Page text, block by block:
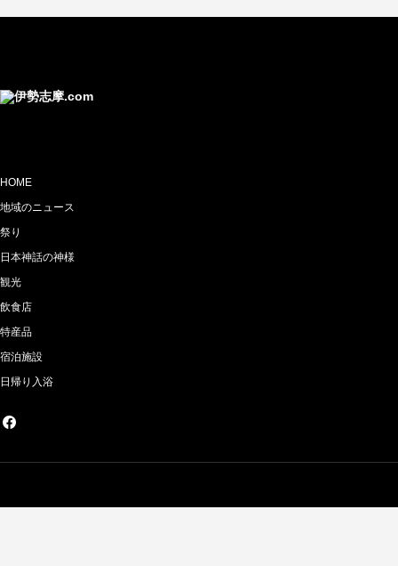
HOME
地域のニュース
祭り
日本神話の神様
観光
飲食店
特産品
宿泊施設
日帰り入浴